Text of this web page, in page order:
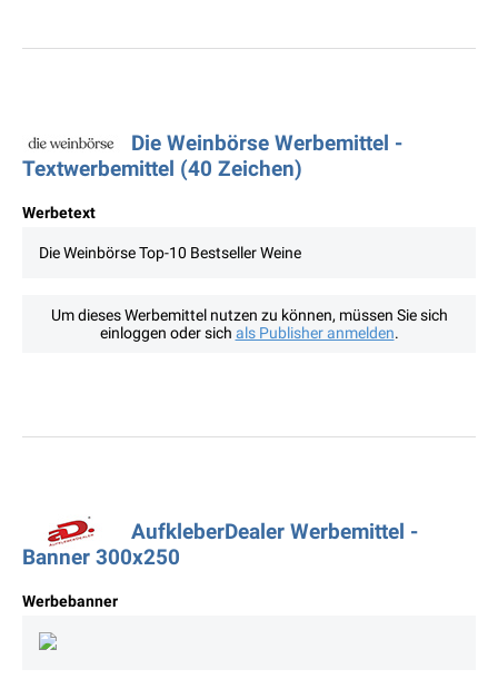
Die Weinbörse Werbemittel -
Textwerbemittel (40 Zeichen)
Werbetext
Die Weinbörse Top-10 Bestseller Weine
Um dieses Werbemittel nutzen zu können, müssen Sie sich
einloggen oder sich als Publisher anmelden.
AufkleberDealer Werbemittel -
Banner 300x250
Werbebanner